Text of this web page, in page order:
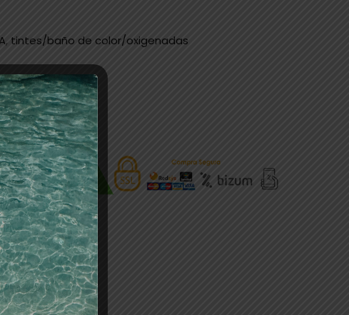
, tintes/baño de color/oxigenadas